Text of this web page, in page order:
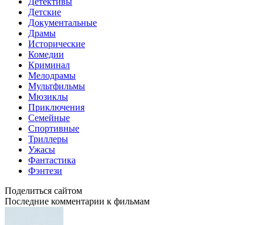
Детские
Документальные
Драмы
Исторические
Комедии
Криминал
Мелодрамы
Мультфильмы
Мюзиклы
Приключения
Семейные
Спортивные
Триллеры
Ужасы
Фантастика
Фэнтези
Поделиться сайтом
Последние комментарии к фильмам